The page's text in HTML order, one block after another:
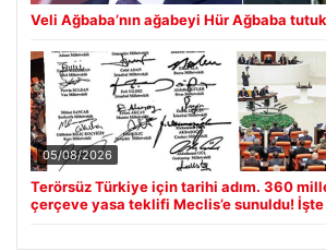
Veli Ağbaba’nın ağabeyi Hür Ağbaba
05/08/2026
Terörsüz Türkiye için tarihi adım. 360
çerçeve yasa teklifi Meclis’e sunuldu! İşte